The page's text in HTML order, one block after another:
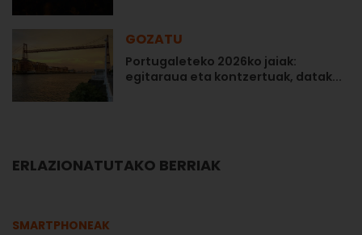
GOZATU
Portugaleteko 2026ko jaiak:
egitaraua eta kontzertuak, datak...
ERLAZIONATUTAKO BERRIAK
SMARTPHONEAK